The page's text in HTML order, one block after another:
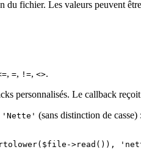
fichier. Les valeurs peuvent
, =, !=, <>.
personnalisés. Le callback
'Nette' (sans distinction de casse) :